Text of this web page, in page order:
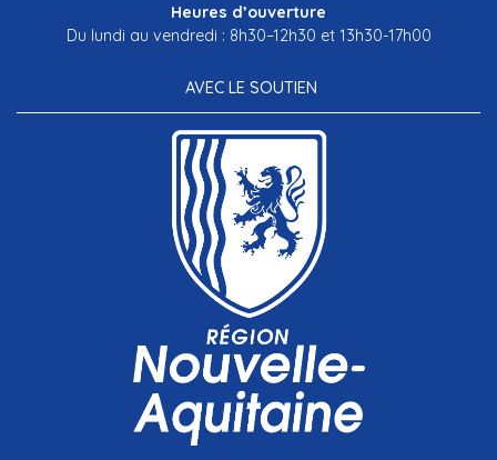
Heures d’ouverture
Du lundi au vendredi : 8h30–12h30 et 13h30-17h00
AVEC LE SOUTIEN